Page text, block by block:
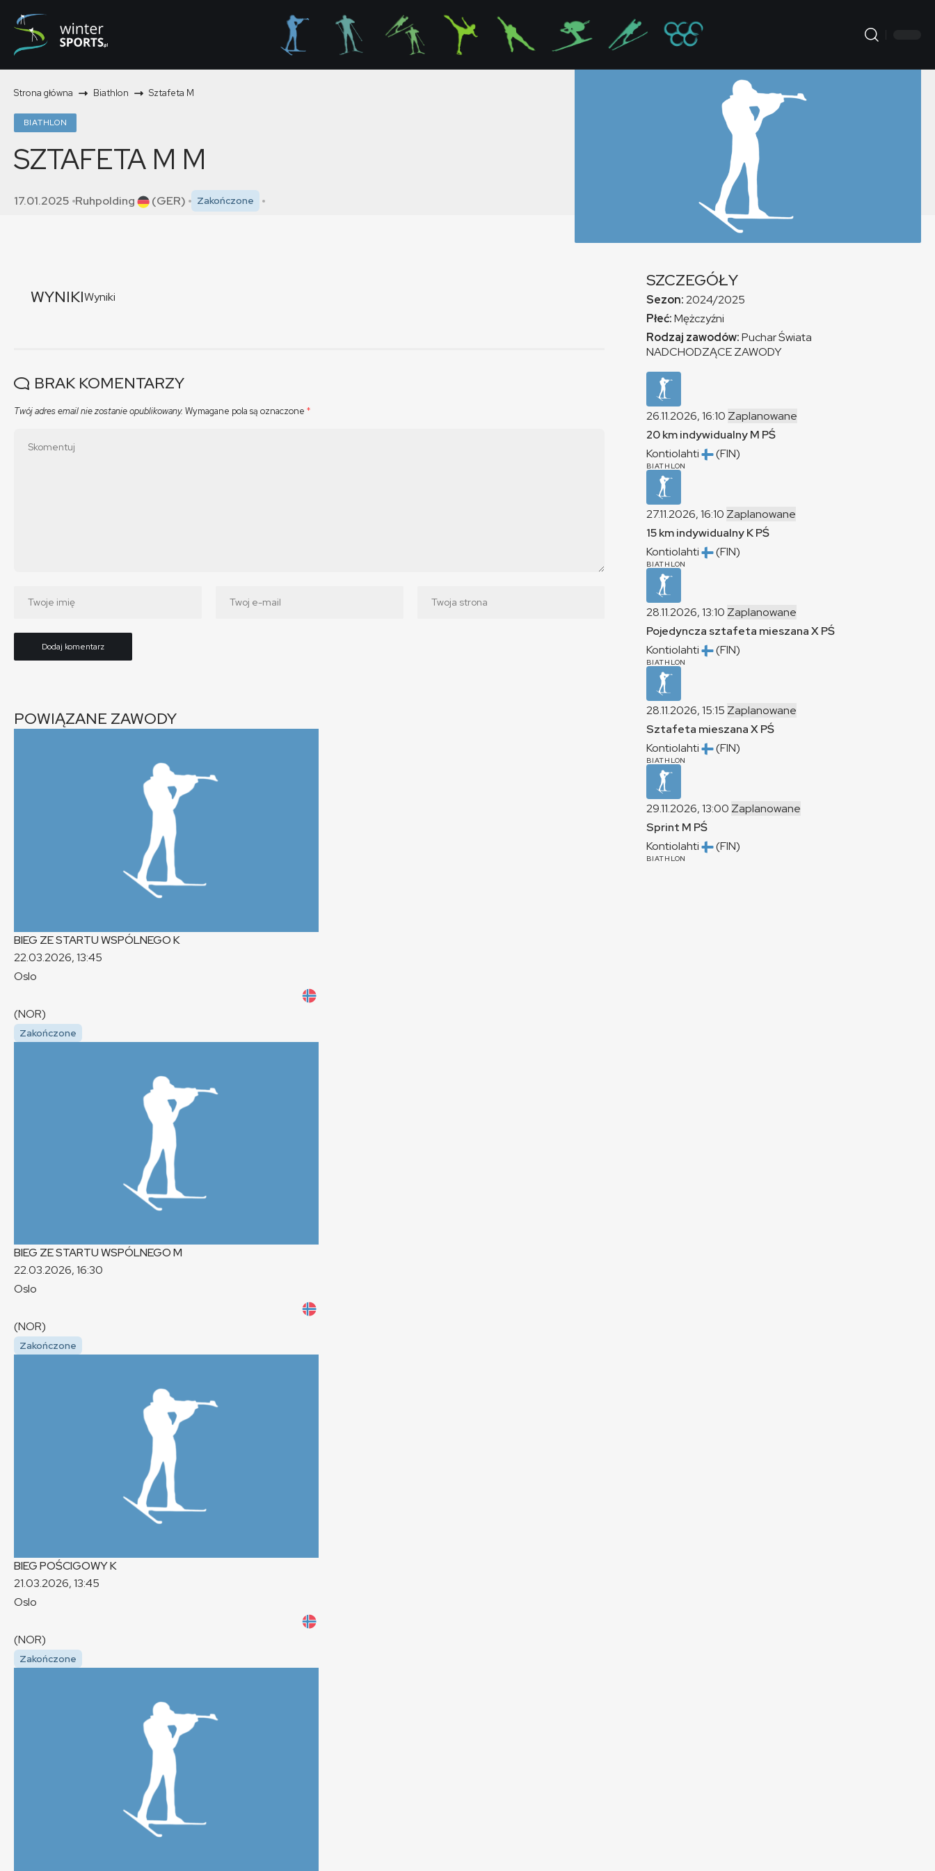
Strona główna Biathlon Sztafeta M
BIATHLON
SZTAFETA M M
17.01.2025 Ruhpolding (GER) Zakończone
WYNIKIWyniki
BRAK KOMENTARZY
Twój adres email nie zostanie opublikowany. Wymagane pola są oznaczone *
POWIĄZANE ZAWODY
BIEG ZE STARTU WSPÓLNEGOK
22.03.2026, 13:45
Oslo
(NOR)
Zakończone
BIEG ZE STARTU WSPÓLNEGOM
22.03.2026, 16:30
Oslo
(NOR)
Zakończone
BIEG POŚCIGOWYK
21.03.2026, 13:45
Oslo
(NOR)
Zakończone
SZCZEGÓŁY
Sezon:2024/2025
Płeć:Mężczyźni
Rodzaj zawodów:Puchar Świata
NADCHODZĄCE ZAWODY
26.11.2026, 16:10 Zaplanowane
20 km indywidualnyM PŚ
Kontiolahti
(FIN)
BIATHLON
27.11.2026, 16:10 Zaplanowane
15 km indywidualnyKPŚ
Kontiolahti
(FIN)
BIATHLON
28.11.2026, 13:10 Zaplanowane
Pojedyncza sztafeta mieszanaXPŚ
Kontiolahti
(FIN)
BIATHLON
28.11.2026, 15:15 Zaplanowane
Sztafeta mieszanaXPŚ
Kontiolahti
(FIN)
BIATHLON
29.11.2026, 13:00 Zaplanowane
Sprint M PŚ
Kontiolahti
(FIN)
BIATHLON